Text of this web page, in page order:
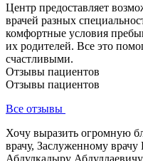
Центр предоставляет
врачей разных
комфортные условия
их родителей. Все это
счастливыми.
Отзывы пациентов
Отзывы пациентов
Все отзывы
Хочу выразить огромную
врачу, Заслуженному
Абдулкадыру